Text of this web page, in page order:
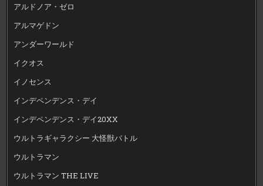
アルドノア・ゼロ
アルマゲドン
アンダーワールド
イクオス
イノセンス
インデペンデンス・デイ
インデペンデンス・デイ20XX
ウルトラギャラクシー 大怪獣バトル
ウルトラマン
ウルトラマン THE LIVE